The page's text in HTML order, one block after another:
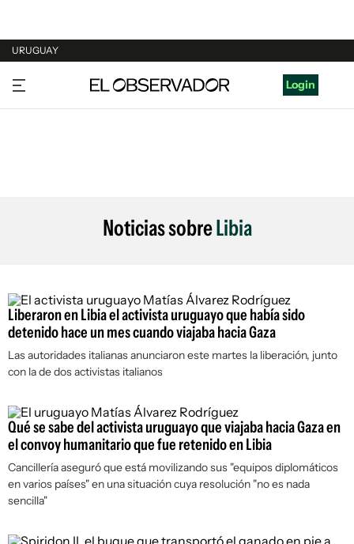
URUGUAY
URUGUAY
ARGENTINA
Login
Noticias sobreLibia
Liberaron en Libia el activista uruguayo que había sido
detenido hace un mes cuando viajaba hacia Gaza
Las autoridades italianas anunciaron este martes la liberación, junto
con la de dos activistas italianos
Qué se sabe del activista uruguayo que viajaba hacia Gaza en
el convoy humanitario que fue retenido en Libia
Cancillería aseguró que está movilizando sus "equipos diplomáticos
en varios países" en una situación cuya resolución "no es nada
sencilla"